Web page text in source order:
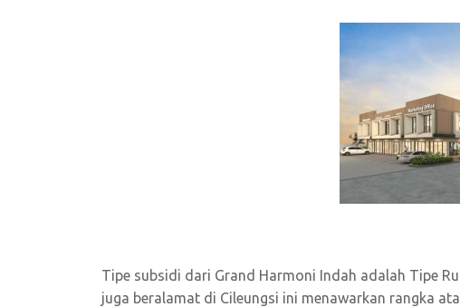
Tipe subsidi dari Grand Harmoni Indah adalah Tipe
juga beralamat di Cileungsi ini menawarkan rangka